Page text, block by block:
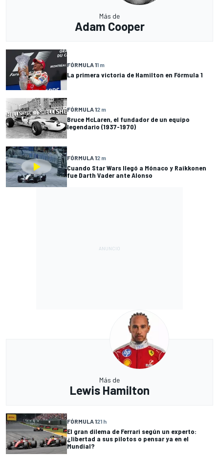
Más de
Adam Cooper
FÓRMULA 11 m
La primera victoria de Hamilton en Fórmula 1
FÓRMULA 12 m
Bruce McLaren, el fundador de un equipo
legendario (1937-1970)
FÓRMULA 12 m
Cuando Star Wars llegó a Mónaco y Raikkonen
fue Darth Vader ante Alonso
Más de
Lewis Hamilton
FÓRMULA 121 h
El gran dilema de Ferrari según un experto:
¿libertad a sus pilotos o pensar ya en el
Mundial?